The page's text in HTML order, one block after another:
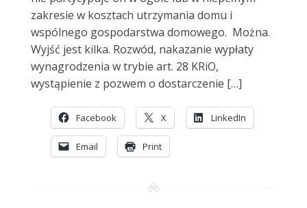
zakresie w kosztach utrzymania domu i
wspólnego gospodarstwa domowego. Można.
Wyjść jest kilka. Rozwód, nakazanie wypłaty
wynagrodzenia w trybie art. 28 KRiO,
wystąpienie z pozwem o dostarczenie […]
Facebook X LinkedIn
Email Print